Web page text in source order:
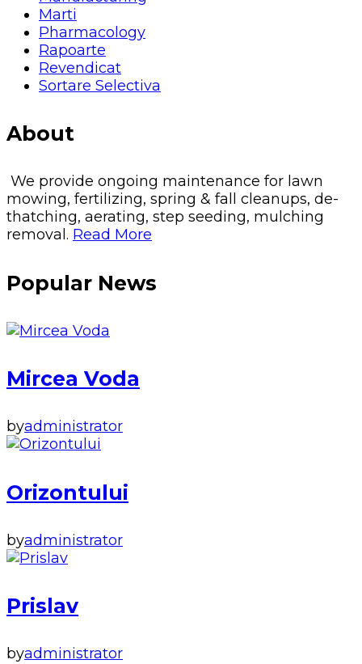
Marti
Pharmacology
Rapoarte
Revendicat
Sortare Selectiva
About
We provide ongoing maintenance for lawn
mowing, fertilizing, spring & fall cleanups, de-
thatching, aerating, step seeding, mulching
removal. Read More
Popular News
Mircea Voda
byadministrator
Orizontului
byadministrator
Prislav
byadministrator